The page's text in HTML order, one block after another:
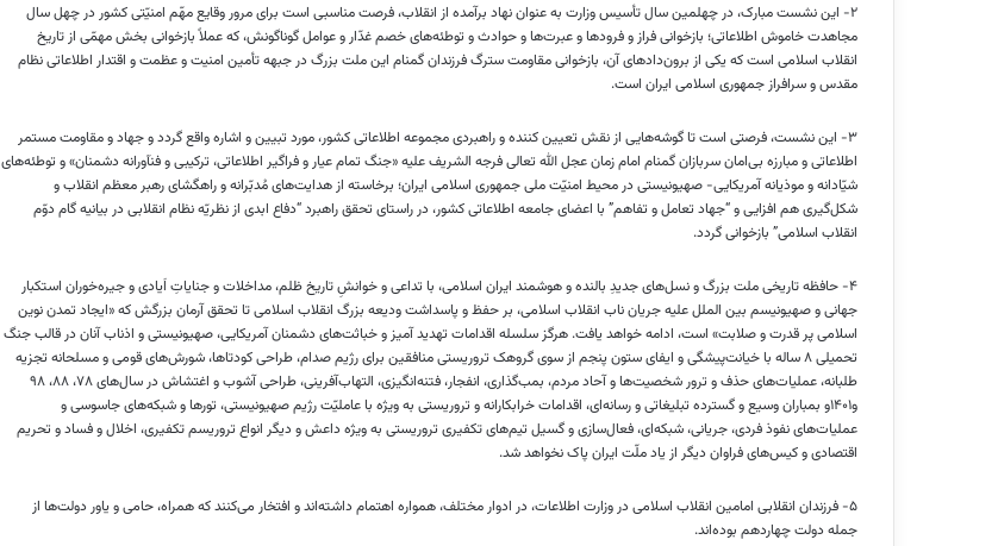
۲- این نشست مبارک، در چهلمین سال تأسیس وزارت به عنوان نهاد برآمده از انقلاب، فرصت مناسبی است برای مرور وقایع مهّم امنیّتی کشور در چهل سال
مجاهدت خاموش اطلاعاتی؛ بازخوانی فراز و فرودها و عبرت‌ها و حوادث و توطئه‌های خصمغدّار و عوامل گوناگونش، که عملاً بازخوانی بخش مهمّی از تاریخ
انقلاب اسلامی است که یکی از برون‌دادهای آن، بازخوانی مقاومت سترگ فرزندان گمنام این ملت بزرگ در جبهه تأمین امنیت و عظمت و اقتدار اطلاعاتی نظام
مقدس و سرافراز جمهوری اسلامی ایران است.
۳- این نشست، فرصتی است تا گوشه‌هایی از نقش تعیین کننده و راهبردی مجموعه اطلاعاتی کشور، مورد تبیین و اشاره واقع گردد و جهاد و مقاومت مستمر
اطلاعاتی و مبارزه بی‌امان سربازان گمنام امام زمان عجل الله تعالی فرجه الشریفعلیه «جنگ تمام عیار و فراگیر اطلاعاتی، ترکیبی وفنآورانه دشمنان» و توطئه‌های
شیّادانه و موذیانه آمریکایی- صهیونیستی در محیط امنیّت ملی جمهوری اسلامی ایران؛ برخاسته از هدایت‌های مُدبّرانه و راهگشای رهبر معظم انقلاب و
شکل‌گیری هم افزایی و “جهاد تعامل و تفاهم” با اعضای جامعه اطلاعاتی کشور، در راستای تحقق راهبرد “دفاع ابدی از نظریّه نظام انقلابی در بیانیه گام دوّم
انقلاب اسلامی” بازخوانی گردد.
۴- حافظه تاریخی ملت بزرگ و نسل‌های جدیدِ بالنده و هوشمند ایران اسلامی، با تداعی و خوانشِ تاریخ ظلم، مداخلات و جنایاتِ اَیادی و جیره‌خوران استکبار
جهانی و صهیونیسم بین المللعلیه جریان ناب انقلاب اسلامی، بر حفظ و پاسداشت ودیعه بزرگ انقلاب اسلامی تا تحقق آرمان بزرگش که «ایجاد تمدن نوین
اسلامی پر قدرت و صلابت» است، ادامه خواهد یافت. هرگز سلسله اقدامات تهدیدآمیز و خباثت‌های دشمنان آمریکایی، صهیونیستی و اذناب آنان در قالب جنگ
تحمیلی ۸ ساله با خیانت‌پیشگی و ایفای ستون پنجم از سوی گروهک تروریستی منافقین برای رژیم صدام، طراحی کودتاها، شورش‌های قومی و مسلحانه تجزیه
طلبانه
، عملیات‌های حذف و ترور شخصیت‌ها و آحاد مردم، بمب‌گذاری، انفجار، فتنه‌انگیزی، التهاب‌آفرینی، طراحی آشوب و اغتشاش در سال‌های ۷۸، ۸۸، ۹۸
و۱۴۰۱و بمباران وسیع و گسترده تبلیغاتی و رسانه‌ای، اقدامات خرابکارانه و تروریستی به ویژه با عاملیّت رژیم صهیونیستی، تورها و شبکه‌های جاسوسی و
عملیات‌های نفوذ فردی، جریانی، شبکه‌ای، فعال‌سازی و گسیل تیم‌های تکفیری تروریستی به ویژه داعش و دیگر انواع تروریسم تکفیری، اخلال و فساد و تحریم
اقتصادی و کیس‌های فراوان دیگر از یاد ملّت ایران پاک نخواهد شد.
۵- فرزندان انقلابی امامین انقلاب اسلامی در وزارت اطلاعات، در ادوار مختلف، همواره اهتمام داشته‌اند و افتخار می‌کنند که همراه، حامی و یاور دولت‌ها از
جمله دولت چهاردهم بوده‌اند.